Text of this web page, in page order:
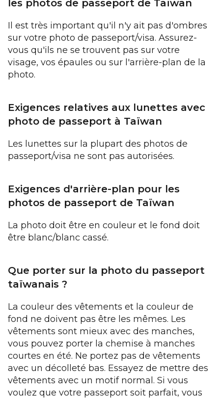
les photos de passeport de Taïwan
Il est très important qu'il n'y ait pas d'ombres
sur votre photo de passeport/visa. Assurez-
vous qu'ils ne se trouvent pas sur votre
visage, vos épaules ou sur l'arrière-plan de la
photo.
Exigences relatives aux lunettes avec
photo de passeport à Taïwan
Les lunettes sur la plupart des photos de
passeport/visa ne sont pas autorisées.
Exigences d'arrière-plan pour les
photos de passeport de Taïwan
La photo doit être en couleur et le fond doit
être blanc/blanc cassé.
Que porter sur la photo du passeport
taïwanais ?
La couleur des vêtements et la couleur de
fond ne doivent pas être les mêmes. Les
vêtements sont mieux avec des manches,
vous pouvez porter la chemise à manches
courtes en été. Ne portez pas de vêtements
avec un décolleté bas. Essayez de mettre des
vêtements avec un motif normal. Si vous
voulez que votre passeport soit parfait, vous